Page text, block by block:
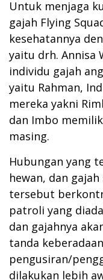
Untuk menjaga
gajah Flying
kesehatannya
yaitu drh. Annisa
individu gajah
yaitu Rahman,
mereka yakni
dan Imbo
masing.
Hubungan yang
hewan, dan
tersebut
patroli yang
dan gajahnya
tanda
pengusiran/
dilakukan lebih